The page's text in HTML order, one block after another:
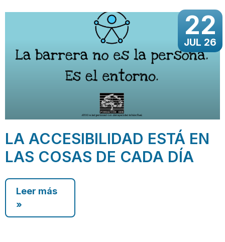
22
JUL 26
LA ACCESIBILIDAD ESTÁ EN
LAS COSAS DE CADA DÍA
Leer más
»